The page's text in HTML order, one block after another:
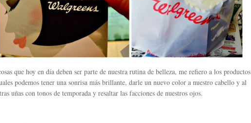
que hoy en día deben ser parte de nuestra rutina de belleza, me refiero a los productos
podemos tener una sonrisa más brillante, darle un nuevo color a nuestro cabello y al
uñas con tonos de temporada y resaltar las facciones de nuestros ojos.